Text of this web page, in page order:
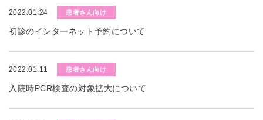
2022.01.24 患者さん向け
初診のインターネット予約について
2022.01.11 患者さん向け
入院時PCR検査の対象拡大について